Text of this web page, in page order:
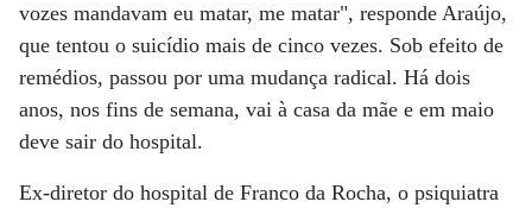
vozes mandavam eu matar, me matar", responde Araújo,
que tentou o suicídio mais de cinco vezes. Sob efeito de
remédios, passou por uma mudança radical. Há dois
anos, nos fins de semana, vai à casa da mãe e em maio
deve sair do hospital.
Ex-diretor do hospital de Franco da Rocha, o psiquiatra